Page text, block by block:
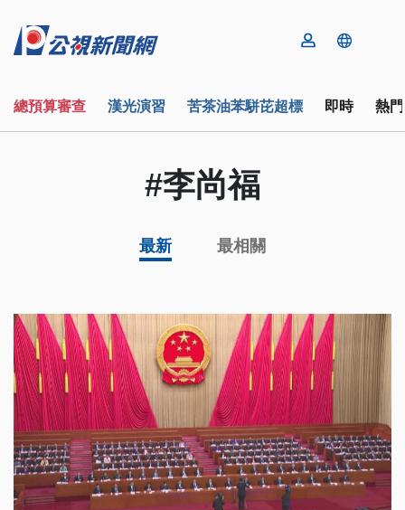
總預算審查 漢光演習 苦茶油苯駢芘超標 即時 熱
#李尚福
最新 最相關